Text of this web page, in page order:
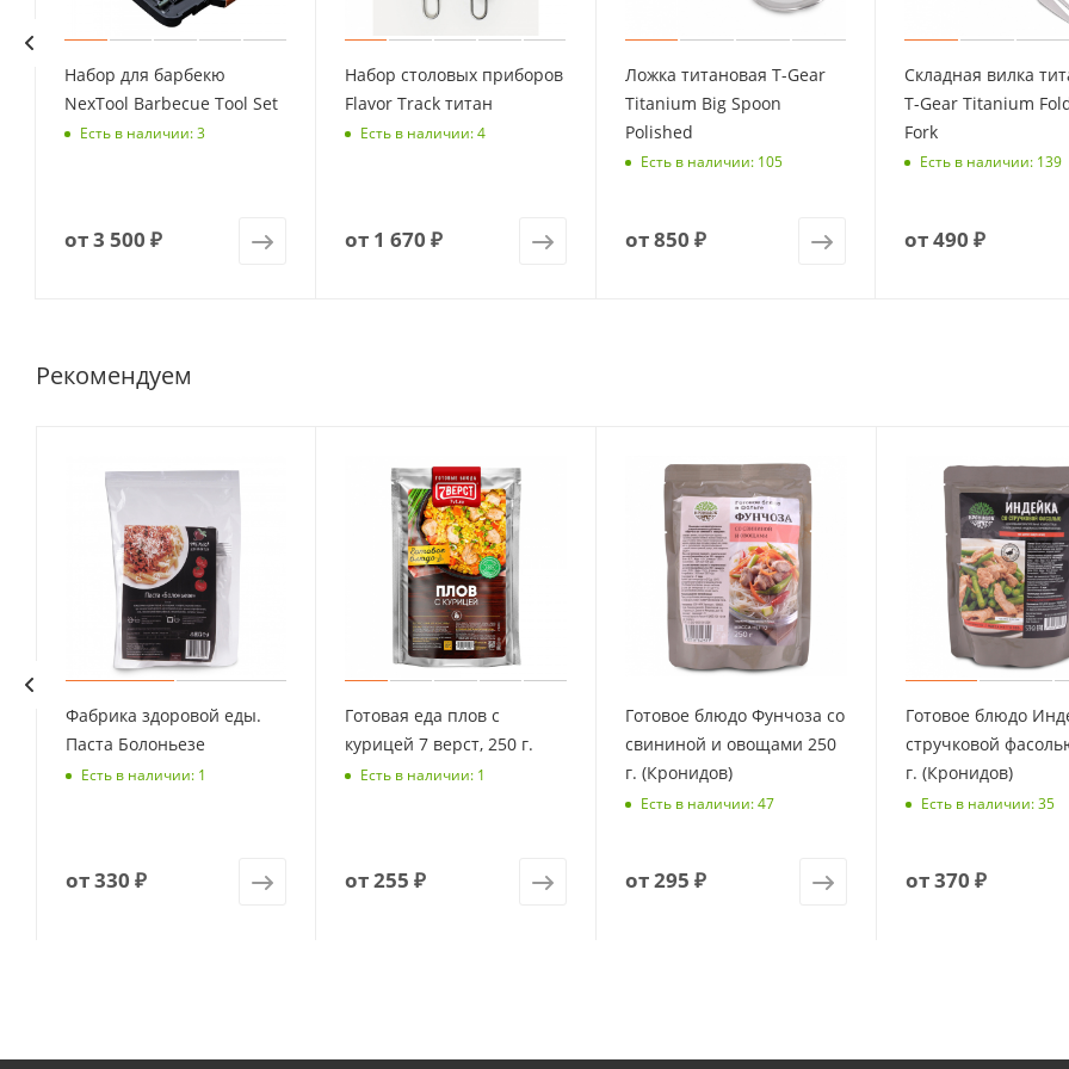
Набор для барбекю
NexTool Barbecue Tool Set
Есть в наличии: 3
от3 500 ₽
Набор столовых приборов
Flavor Track титан
Есть в наличии: 4
от 1 670 ₽
Ложка титановая T-Gear
Titanium Big Spoon
Polished
Есть в наличии: 105
от850 ₽
Складная вилка
T-Gear Titanium
Fork
Есть в наличии: 139
от490 ₽
Рекомендуем
Фабрика здоровой еды.
Паста Болоньезе
Есть в наличии: 1
от330 ₽
Готовая еда плов с
курицей 7 верст, 250 г.
Есть в наличии: 1
от255 ₽
Готовое блюдо Фунчоза со
свининой и овощами 250
г. (Кронидов)
Есть в наличии: 47
от295 ₽
Готовое блюдо
стручковой
г. (Кронидов)
Есть в наличии: 35
от370 ₽